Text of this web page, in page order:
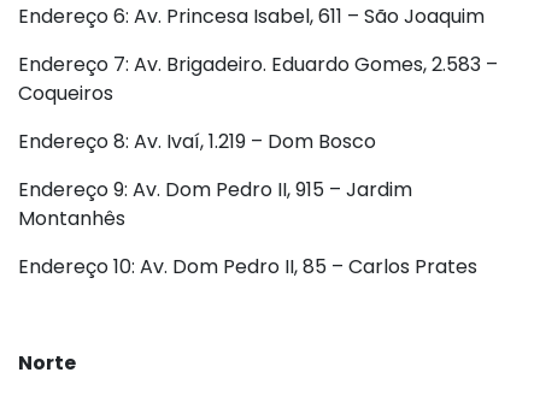
Endereço 6: Av. Princesa Isabel, 611 – São Joaquim
Endereço 7: Av. Brigadeiro. Eduardo Gomes, 2.583 –
Coqueiros
Endereço 8: Av. Ivaí, 1.219 – Dom Bosco
Endereço 9: Av. Dom Pedro II, 915 – Jardim
Montanhês
Endereço 10: Av. Dom Pedro II, 85 – Carlos Prates
Norte